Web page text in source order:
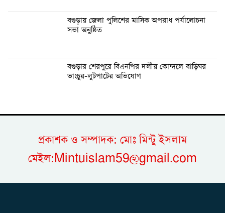
বগুড়ায় জেলা পুলিশের মাসিক অপরাধ পর্যালোচনা
সভা অনুষ্ঠিত
বগুড়ার শেরপুরে বিএনপির দলীয় কোন্দলে বাড়িঘর
ভাংচুর-লুটপাটের অভিযোগ
প্রকাশক ও সম্পাদক: মোঃ মিন্টু ইসলাম
মেইল:Mintuislam59@gmail.com